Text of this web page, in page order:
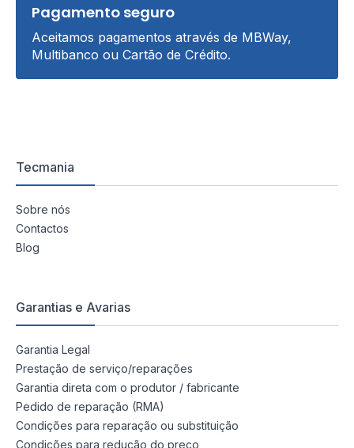
Pagamento seguro
Aceitamos pagamentos através de MBWay,
Multibanco ou Cartão de Crédito.
Tecmania
Sobre nós
Contactos
Blog
Garantias e Avarias
Garantia Legal
Prestação de serviço/reparações
Garantia direta com o produtor / fabricante
Pedido de reparação (RMA)
Condições para reparação ou substituição
Condições para redução do preço